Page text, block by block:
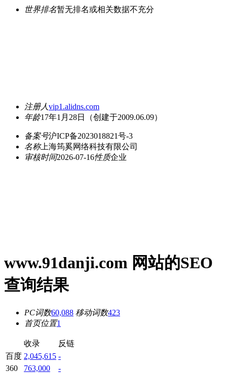
世界排名暂无排名或相关数据不充分
注册人vip1.alidns.com
年龄17年1月28日 （创建于2009.06.09）
备案号沪ICP备2023018821号-3
名称上海筠奚网络科技有限公司
审核时间2026-07-16性质企业
www.91danji.com 网站的SEO
查询结果
PC词数60,088 移动词数423
首页位置1
收录
反链
百度 2,045,615 -
360
763,000
-